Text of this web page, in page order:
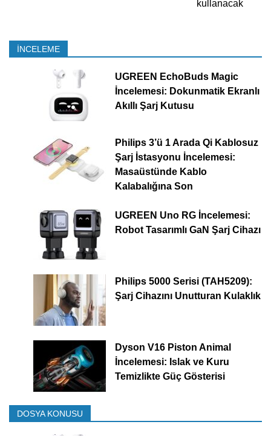
kullanacak
İNCELEME
UGREEN EchoBuds Magic
İncelemesi: Dokunmatik Ekranlı
Akıllı Şarj Kutusu
Philips 3’ü 1 Arada Qi Kablosuz
Şarj İstasyonu İncelemesi:
Masaüstünde Kablo
Kalabalığına Son
UGREEN Uno RG İncelemesi:
Robot Tasarımlı GaN Şarj Cihazı
Philips 5000 Serisi (TAH5209):
Şarj Cihazını Unutturan Kulaklık
Dyson V16 Piston Animal
İncelemesi: Islak ve Kuru
Temizlikte Güç Gösterisi
DOSYA KONUSU